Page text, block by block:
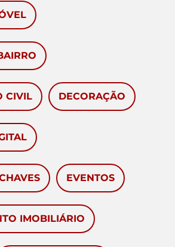
CIVIL DECORAÇÃO
EVENTOS
IMOBILIÁRIO